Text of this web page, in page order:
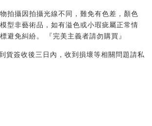
拍攝因拍攝光線不同，難免有色差，顏色
型非藝術品，如有溢色或小瑕疵屬正常情
避免糾紛。 『完美主義者請勿購買』
貨簽收後三日內，收到損壞等相關問題請私